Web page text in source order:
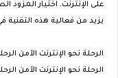
على الإنترنت. اختيار المزود
يزيد من فعالية هذه التقنية
الرحلة نحو الإنترنت الآمن
الرحلة نحو الإنترنت الآمن